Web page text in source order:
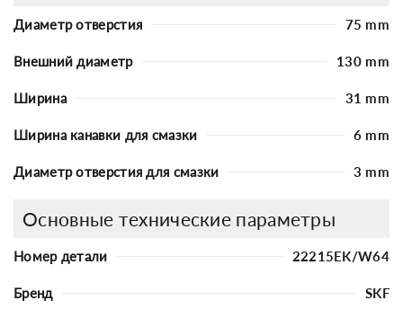
Диаметр отверстия 75 mm
Внешний диаметр 130 mm
Ширина 31 mm
Ширина канавки для смазки 6 mm
Диаметр отверстия для смазки 3 mm
Основные технические параметры
Номер детали 22215EK/W64
Бренд SKF